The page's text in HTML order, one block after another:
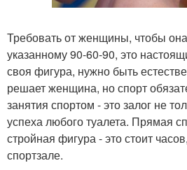
Требовать от женщины, чтобы
указанному 90-60-90, это
своя фигура, нужно быть
решает женщина, но спорт
занятия спортом - это залог не
успеха любого туалета. Прямая
стройная фигура - это стоит
спортзале.